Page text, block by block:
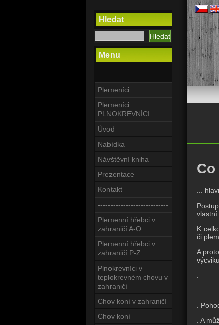
Hledat
Menu
Plemeníci
Plemeníci
PLNOKREVNÍCI
Úvod
Nabídka
Návštěvní kniha
Prezentace
Kontakt
----------------------------
Plemenní hřebci v
zahraničí A-O
Plemenní hřebci v
zahraničí P-Z
Plnokrevníci v
teplokrevném chovu v
zahraničí
Chov koní v zahraničí
Chov koní
...
vlastní
K
či
A
.
. A